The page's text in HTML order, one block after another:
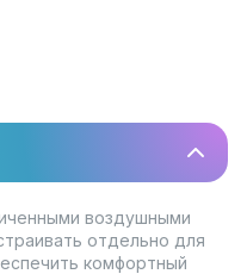
воздушными
отдельно для
комфортный